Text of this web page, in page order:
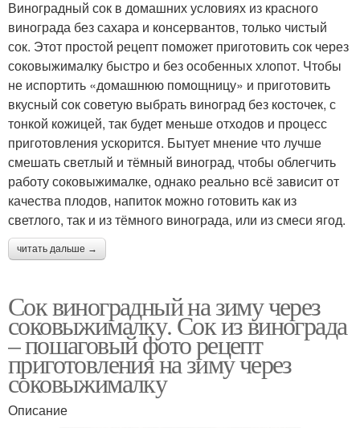
Виноградный сок в домашних условиях из красного
винограда без сахара и консервантов, только чистый
сок. Этот простой рецепт поможет приготовить сок через
соковыжималку быстро и без особенных хлопот. Чтобы
не испортить «домашнюю помощницу» и приготовить
вкусный сок советую выбрать виноград без косточек, с
тонкой кожицей, так будет меньше отходов и процесс
приготовления ускорится. Бытует мнение что лучше
смешать светлый и тёмный виноград, чтобы облегчить
работу соковыжималке, однако реально всё зависит от
качества плодов, напиток можно готовить как из
светлого, так и из тёмного винограда, или из смеси ягод.
читать дальше →
Сок виноградный на зиму через
соковыжималку. Сок из винограда
– пошаговый фото рецепт
приготовления на зиму через
соковыжималку
Описание